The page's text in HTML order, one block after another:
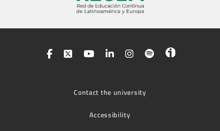
Contact the university
Accessibility